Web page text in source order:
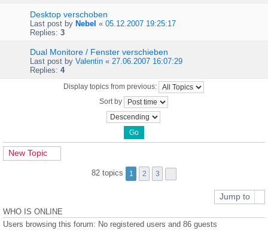
Desktop verschoben
Last post by Nebel « 05.12.2007 19:25:17
Replies: 3
Dual Monitore / Fenster verschieben
Last post by Valentin « 27.06.2007 16:07:29
Replies: 4
Display topics from previous:
Sort by
New Topic
82 topics 1 2 3
Jump to
WHO IS ONLINE
Users browsing this forum: No registered users and 86 guests